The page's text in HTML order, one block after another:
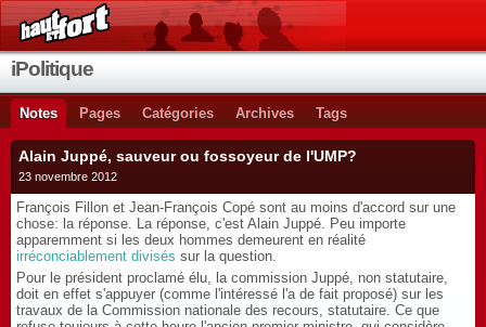
iPolitique
Notes Pages Catégories Archives Tags
Alain Juppé, sauveur ou fossoyeur de l'UMP?
23 novembre 2012
François Fillon et Jean-François Copé sont au moins d'accord sur une
chose: la réponse. La réponse, c'est Alain Juppé. Peu importe
apparemment si les deux hommes demeurent en réalité
irréconciablement divisés sur la question.
Pour le président proclamé élu, la commission Juppé, non statutaire,
doit en effet s'appuyer (comme l'intéressé l'a de fait proposé) sur les
travaux de la Commission nationale des recours, statutaire. Ce que